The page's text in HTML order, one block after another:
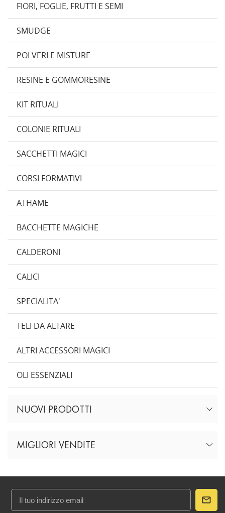
FIORI, FOGLIE, FRUTTI E SEMI
SMUDGE
POLVERI E MISTURE
RESINE E GOMMORESINE
KIT RITUALI
COLONIE RITUALI
SACCHETTI MAGICI
CORSI FORMATIVI
ATHAME
BACCHETTE MAGICHE
CALDERONI
CALICI
SPECIALITA'
TELI DA ALTARE
ALTRI ACCESSORI MAGICI
OLI ESSENZIALI
NUOVI PRODOTTI
MIGLIORI VENDITE